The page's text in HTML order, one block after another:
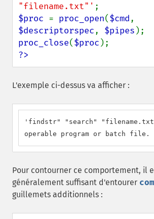
"filename.txt"'
$proc = proc_open($cmd
$descriptorspec, $pipes
proc_close($proc
?>
L'exemple ci-dessus va afficher :
'findstr" "search"
operable program or batch file.
Pour contourner ce comportement, il
généralement suffisant d'entourer
guillemets additionnels :